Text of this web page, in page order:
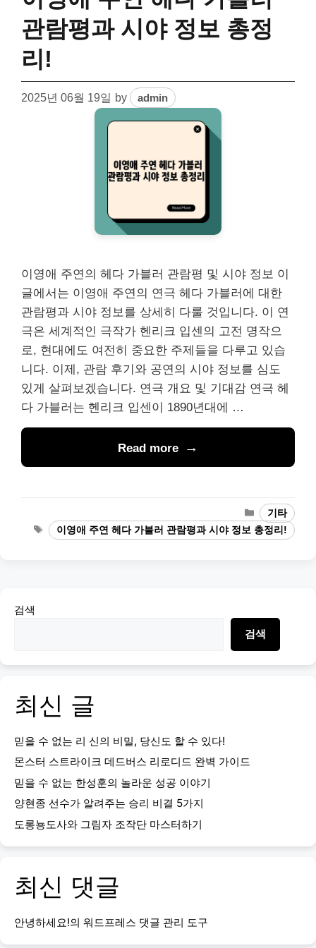
관람평과 시야 정보 총정
리!
2025년 06월 19일 by admin
이영애 주연의 헤다 가블러 관람평 및 시야 정보 이
글에서는 이영애 주연의 연극 헤다 가블러에 대한
관람평과 시야 정보를 상세히 다룰 것입니다. 이 연
극은 세계적인 극작가 헨리크 입센의 고전 명작으
로, 현대에도 여전히 중요한 주제들을 다루고 있습
니다. 이제, 관람 후기와 공연의 시야 정보를 심도
있게 살펴보겠습니다. 연극 개요 및 기대감 연극 헤
다 가블러는 헨리크 입센이 1890년대에 …
Read more
Categories
기타
Tags이영애 주연 헤다 가블러 관람평과 시야 정보 총정리!
검색
검색
최신 글
믿을 수 없는 리 신의 비밀, 당신도 할 수 있다!
몬스터 스트라이크 데드버스 리로디드 완벽 가이드
믿을 수 없는 한성훈의 놀라운 성공 이야기
양현종 선수가 알려주는 승리 비결 5가지
도롱뇽도사와 그림자 조작단 마스터하기
최신 댓글
안녕하세요!의 워드프레스 댓글 관리 도구